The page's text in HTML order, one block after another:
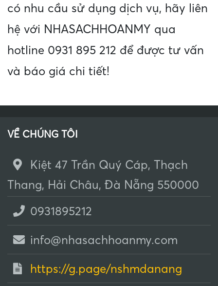
có nhu cầu sử dụng dịch vụ, hãy liên
hệ với NHASACHHOANMY qua
hotline 0931 895 212 để được tư vấn
và báo giá chi tiết!
VỀ CHÚNG TÔI
Kiệt 47 Trần Quý Cáp, Thạch
Thang, Hải Châu, Đà Nẵng 550000
0931895212
info@nhasachhoanmy.com
https://g.page/nshmdanang